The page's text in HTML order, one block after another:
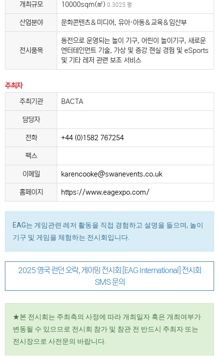
개최규모 10000sqm(㎡) 0.3025 평
산업분야 문화콘텐츠＆미디어, 유아·아동＆교육＆임산부
전시품목
동전으로 운영되는 놀이 기구, 어린이 놀이기구, 새로운
엔터테인먼트 기술, 가상 및 증강 현실 경험 및 eSports
및 기타 레저 관련 보조 서비스
주최자
주최기관
BACTA
담당자
전화 +44 (0)1582 767254
팩스
이메일 karencooke@swanevents.co.uk
홈페이지 https://www.eagexpo.com/
EAG는 게임관련 레저 활동을 직접 경험하고 설명을 들으며, 놀이
기구 및 게임을 체험하는 전시회입니다.
2025 영국 런던 오락, 게이밍 전시회 [EAG International] 전시회
SMS 문의
★본 전시회는 주최측의 사정에 따라 개최일자 혹은 개최여부가
변동될 수 있으므로 전시회 참가 및 참관 전 반드시 주최자 또는
전시장으로 사전문의 바랍니다.